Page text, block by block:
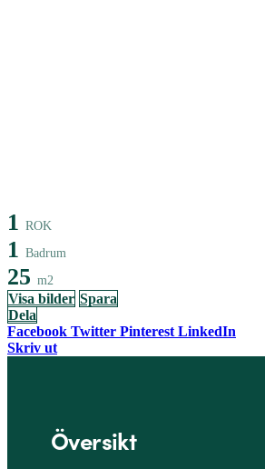
1 ROK
1 Badrum
25 m2
Visa bilder Spara
Dela
Facebook Twitter Pinterest LinkedIn
Skriv ut
Översikt